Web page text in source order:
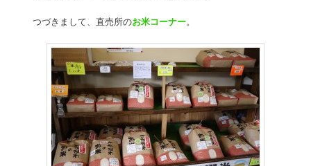
つづきまして、直売所のお米コーナー。